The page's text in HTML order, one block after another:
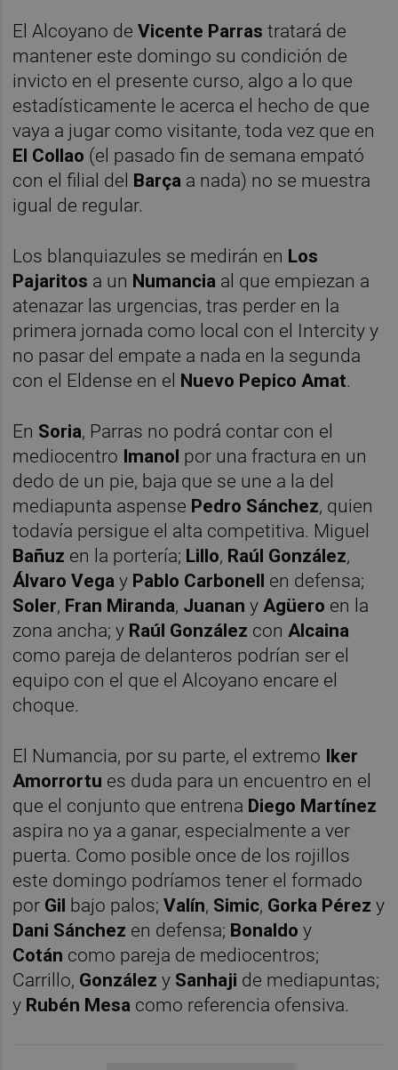
El Alcoyano deVicente Parrastratará de
mantener este domingo su condición de
invicto en el presente curso, algo a lo que
estadísticamente le acerca el hecho de que
vaya a jugar como visitante, toda vez que en
El Collao (el pasado fin de semana empató
con el filial del Barça a nada) no se muestra
igual de regular.
Los blanquiazules se medirán en Los
Pajaritos a un Numancia al que empiezan a
atenazar las urgencias, tras perder en la
primera jornada como local con el Intercity y
no pasar del empate a nada en la segunda
con el Eldense en el Nuevo Pepico Amat.
En Soria, Parras no podrá contar con el
mediocentro Imanol por una fractura en un
dedo de un pie, baja que se une a la del
mediapunta aspense Pedro Sánchez, quien
todavía persigue el alta competitiva. Miguel
Bañuz en la portería; Lillo, Raúl González,
Álvaro Vega y Pablo Carbonell en defensa;
Soler, Fran Miranda, Juanan yAgüero en la
zona ancha; y Raúl González conAlcaina
como pareja de delanteros podrían ser el
equipo con el que el Alcoyano encare el
choque.
El Numancia, por su parte, el extremo
Iker
Amorrortu es duda para un encuentro en el
que el conjunto que entrena Diego Martínez
aspira no ya a ganar, especialmente a ver
puerta. Como posible once de los rojillos
este domingo podríamos tener el formado
por Gil bajo palos;Valín, Simic, Gorka Pérez y
Dani Sánchez en defensa; Bonaldoy
Cotán como pareja de mediocentros;
Carrillo, González y Sanhaji de mediapuntas;
y Rubén Mesa como referencia ofensiva.